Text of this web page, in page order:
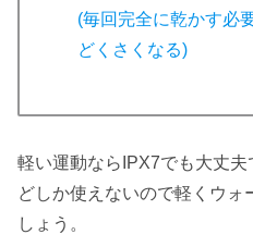
(毎回完全に乾かす必
どくさくなる)
軽い運動ならIPX7でも大丈
どしか使えないので軽くウ
しょう。